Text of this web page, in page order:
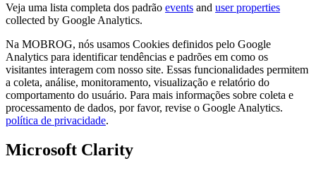
Veja uma lista completa dos padrão events and user properties
collected by Google Analytics.
Na MOBROG, nós usamos Cookies definidos pelo Google
Analytics para identificar tendências e padrões em como os
visitantes interagem com nosso site. Essas funcionalidades permitem
a coleta, análise, monitoramento, visualização e relatório do
comportamento do usuário. Para mais informações sobre coleta e
processamento de dados, por favor, revise o Google Analytics.
política de privacidade.
Microsoft Clarity